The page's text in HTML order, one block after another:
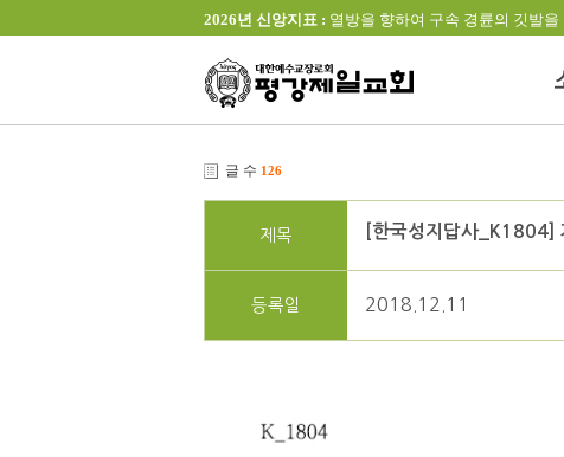
2026년 신앙지표 : 열방을 향하여 구속 경륜의 깃발
글 수 126
제목 [한국성지답사_K1804]
등록일 2018.12.11